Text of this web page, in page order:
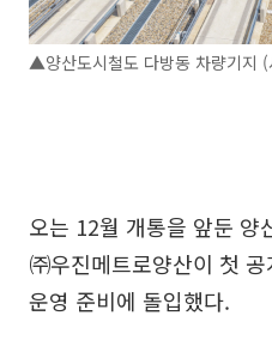
▲양산도시철도 다방동 차량기지
오는 12월 개통을 앞둔 양
㈜우진메트로양산이 첫
운영 준비에 돌입했다.